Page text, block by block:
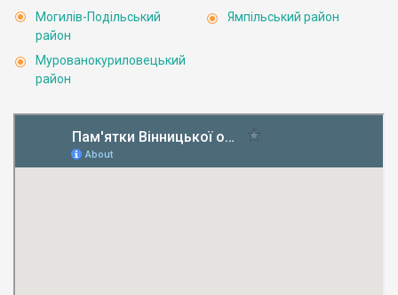
Могилів-Подільський
район
Мурованокуриловецький
район
Ямпільський район